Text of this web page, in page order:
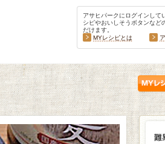
アサヒパークにログインして
シピやおいしそうボタンなど
だけます。
MYレシピとは